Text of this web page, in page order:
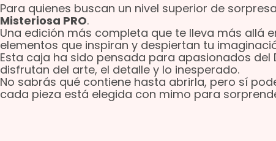
Para quienes buscan un nivel superior de
Misteriosa PRO.
Una edición más completa que te lleva más allá
elementos que inspiran y despiertan tu
Esta caja ha sido pensada para apasionados del
disfrutan del arte, el detalle y lo inesperado.
No sabrás qué contiene hasta abrirla, pero sí
cada pieza está elegida con mimo para